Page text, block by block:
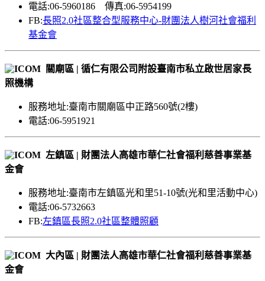
電話:06-5960186 傳真:06-5954199
FB:長照2.0社區整合型服務中心-財團法人樹河社會福利
基金會
關廟區 | 循仁有限公司附設臺南市私立啟世居家長
照機構
服務地址:臺南市關廟區中正路560號(2樓)
電話:06-5951921
左鎮區 | 財團法人高雄市華仁社會福利慈善事業基
金會
服務地址:臺南市左鎮區光和里51-10號(光和里活動中心)
電話:06-5732663
FB:左鎮區長照2.0社區整體照顧
大內區 | 財團法人高雄市華仁社會福利慈善事業基
金會